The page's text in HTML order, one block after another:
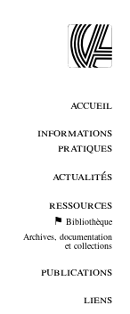
accueil
informations
pratiques
actualités
ressources
Bibliothèque
Archives, documentation
et collections
publications
liens